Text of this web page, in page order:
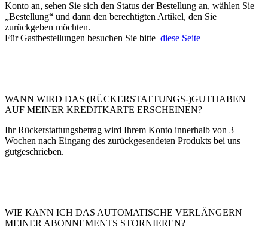
Konto an, sehen Sie sich den Status der Bestellung an, wählen Sie
„Bestellung“ und dann den berechtigten Artikel, den Sie
zurückgeben möchten.
Für Gastbestellungen besuchen Sie bitte diese Seite
WANN WIRD DAS (RÜCKERSTATTUNGS-)GUTHABEN
AUF MEINER KREDITKARTE ERSCHEINEN?
Ihr Rückerstattungsbetrag wird Ihrem Konto innerhalb von 3
Wochen nach Eingang des zurückgesendeten Produkts bei uns
gutgeschrieben.
WIE KANN ICH DAS AUTOMATISCHE VERLÄNGERN
MEINER ABONNEMENTS STORNIEREN?